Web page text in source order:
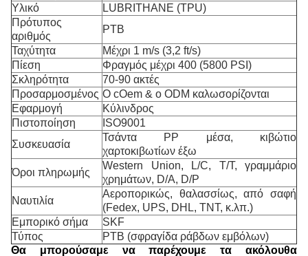
Υλικό
LUBRITHANE (TPU)
Πρότυπος
αριθμός
PTB
Ταχύτητα
Μέχρι 1 m/s (3,2 ft/s)
Πίεση
Φραγμός μέχρι 400 (5800 PSI)
Σκληρότητα
70-90 ακτές
Προσαρμοσμένος Ο cOem & ο ODM καλωσορίζονται
Εφαρμογή
Κύλινδρος
Πιστοποίηση
ISO9001
Συσκευασία
Τσάντα PP μέσα, κιβώτιο
χαρτοκιβωτίων έξω
Όροι πληρωμής
Western Union, L/C, T/T, γραμμάριο
χρημάτων, D/A, D/P
Ναυτιλία
Αεροπορικώς, θαλασσίως, από σαφή
(Fedex, UPS, DHL, TNT, κ.λπ.)
Εμπορικό σήμα
SKF
Τύπος
PTB (σφραγίδα ράβδων εμβόλων)
Θα μπορούσαμε να παρέχουμε τα ακόλουθα